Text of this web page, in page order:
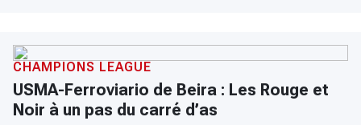
CHAMPIONS LEAGUE
USMA-Ferroviario de Beira : Les Rouge et
Noir à un pas du carré d’as